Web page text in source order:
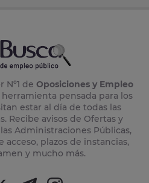
Nº1 de Oposiciones y Empleo
pensada para los
estar al día de todas las
Recibe avisos de Ofertas y
Administraciones Públicas,
acceso, plazos de instancias,
y mucho más.